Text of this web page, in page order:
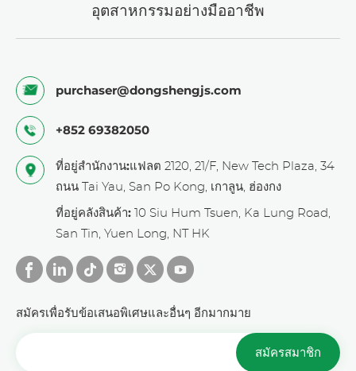
อุตสาหกรรมอย่างมืออาชีพ
purchaser@dongshengjs.com
+852 69382050
ที่อยู่สำนักงาน:แฟลต 2120, 21/F, New Tech Plaza, 34
ถนน Tai Yau, San Po Kong, เกาลูน, ฮ่องกง
ที่อยู่คลังสินค้า: 10 Siu Hum Tsuen, Ka Lung Road,
San Tin, Yuen Long, NT HK
สมัครเพื่อรับข้อเสนอพิเศษและอื่นๆ อีกมากมาย
สมัครสมาชิก